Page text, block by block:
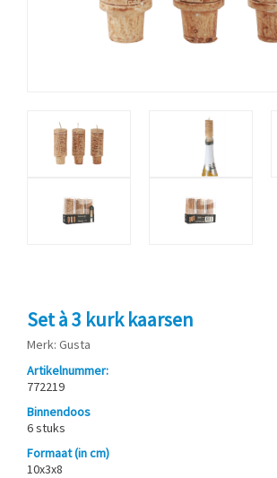
Set à 3 kurk kaarsen
Merk: Gusta
Artikelnummer:
772219
Binnendoos
6 stuks
Formaat (in cm)
10x3x8